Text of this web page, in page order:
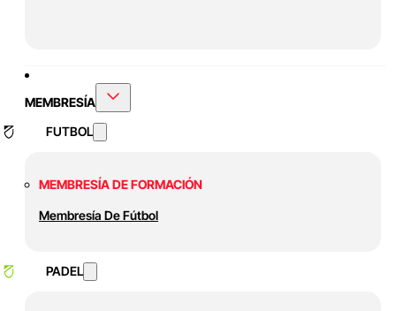
MEMBRESÍA
FUTBOL
MEMBRESÍA DE FORMACIÓN
Membresía De Fútbol
PADEL